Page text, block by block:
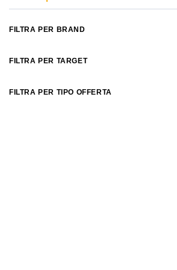
Make Up
Capelli
Igiene personale
FILTRA PER BRAND
FILTRA PER TARGET
FILTRA PER TIPO OFFERTA